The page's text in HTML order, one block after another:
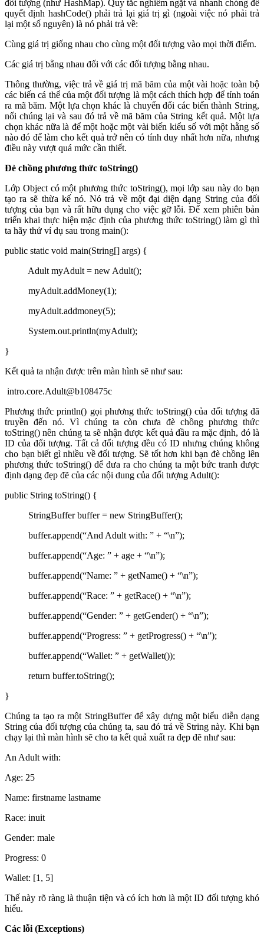
đối tượng (như HashMap). Quy tắc nghiêm ngặt và nhanh chóng để
quyết định hashCode() phải trả lại giá trị gì (ngoài việc nó phải trả
lại một số nguyên) là nó phải trả về:
Cùng giá trị giống nhau cho cùng một đối tượng vào mọi thời điểm.
Các giá trị bằng nhau đối với các đối tượng bằng nhau.
Thông thường, việc trả về giá trị mã băm của một vài hoặc toàn bộ
các biến cá thể của một đối tượng là một cách thích hợp để tính toán
ra mã băm. Một lựa chọn khác là chuyển đổi các biến thành String,
nối chúng lại và sau đó trả về mã băm của String kết quả. Một lựa
chọn khác nữa là để một hoặc một vài biến kiểu số với một hằng số
nào đó để làm cho kết quả trở nên có tính duy nhất hơn nữa, nhưng
điều này vượt quá mức cần thiết.
Đè chồng phương thức toString()
Lớp Object có một phương thức toString(), mọi lớp sau này do bạn
tạo ra sẽ thừa kế nó. Nó trả về một đại diện dạng String của đối
tượng của bạn và rất hữu dụng cho việc gỡ lỗi. Để xem phiên bản
triển khai thực hiện mặc định của phương thức toString() làm gì thì
ta hãy thử ví dụ sau trong main():
public static void main(String[] args) {
Adult myAdult = new Adult();
myAdult.addMoney(1);
myAdult.addmoney(5);
System.out.println(myAdult);
}
Kết quả ta nhận được trên màn hình sẽ như sau:
intro.core.Adult@b108475c
Phương thức println() gọi phương thức toString() của đối tượng đã
truyền đến nó. Vì chúng ta còn chưa đè chồng phương thức
toString() nên chúng ta sẽ nhận được kết quả đầu ra mặc định, đó là
ID của đối tượng. Tất cả đối tượng đều có ID nhưng chúng không
cho bạn biết gì nhiều về đối tượng. Sẽ tốt hơn khi bạn đè chồng lên
phương thức toString() để đưa ra cho chúng ta một bức tranh được
định dạng đẹp đẽ của các nội dung của đối tượng Adult():
public String toString() {
StringBuffer buffer = new StringBuffer();
buffer.append(“And Adult with: ” + “\n”);
buffer.append(“Age: ” + age + “\n”);
buffer.append(“Name: ” + getName() + “\n”);
buffer.append(“Race: ” + getRace() + “\n”);
buffer.append(“Gender: ” + getGender() + “\n”);
buffer.append(“Progress: ” + getProgress() + “\n”);
buffer.append(“Wallet: ” + getWallet());
return buffer.toString();
}
Chúng ta tạo ra một StringBuffer để xây dựng một biểu diễn dạng
String của đối tượng của chúng ta, sau đó trả về String này. Khi bạn
chạy lại thì màn hình sẽ cho ta kết quả xuất ra đẹp đẽ như sau:
An Adult with:
Age: 25
Name: firstname lastname
Race: inuit
Gender: male
Progress: 0
Wallet: [1, 5]
Thế này rõ ràng là thuận tiện và có ích hơn là một ID đối tượng khó
hiểu.
Các lỗi (Exceptions)